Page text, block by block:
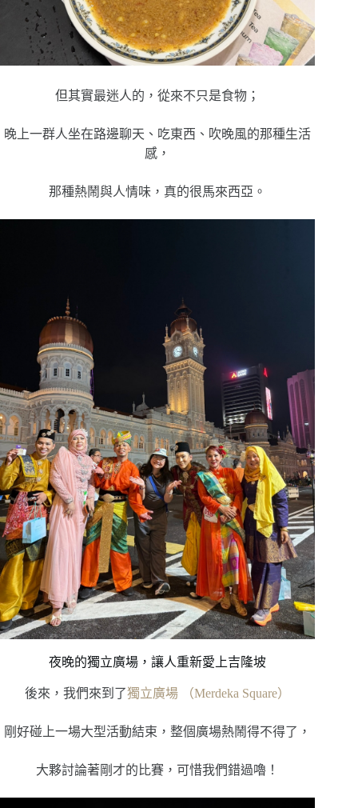
但其實最迷人的，從來不只是食物；
晚上一群人坐在路邊聊天、吃東西、吹晚風的那種生活
感，
那種熱鬧與人情味，真的很馬來西亞。
夜晚的獨立廣場，讓人重新愛上吉隆坡
後來，我們來到了獨立廣場 （Merdeka Square）
剛好碰上一場大型活動結束，整個廣場熱鬧得不得了，
大夥討論著剛才的比賽，可惜我們錯過嚕！